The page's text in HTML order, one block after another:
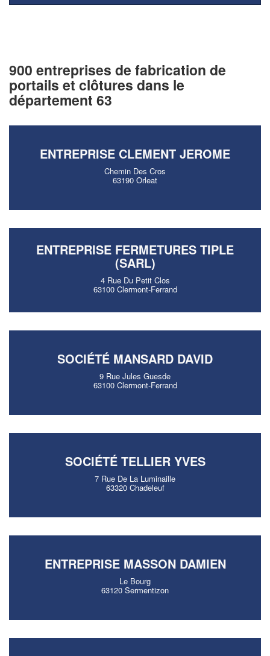
900 entreprises de fabrication de
portails et clôtures dans le
département 63
ENTREPRISE CLEMENT JEROME
Chemin Des Cros
63190 Orleat
ENTREPRISE FERMETURES TIPLE
(SARL)
4 Rue Du Petit Clos
63100 Clermont-Ferrand
SOCIÉTÉ MANSARD DAVID
9 Rue Jules Guesde
63100 Clermont-Ferrand
SOCIÉTÉ TELLIER YVES
7 Rue De La Luminaille
63320 Chadeleuf
ENTREPRISE MASSON DAMIEN
Le Bourg
63120 Sermentizon